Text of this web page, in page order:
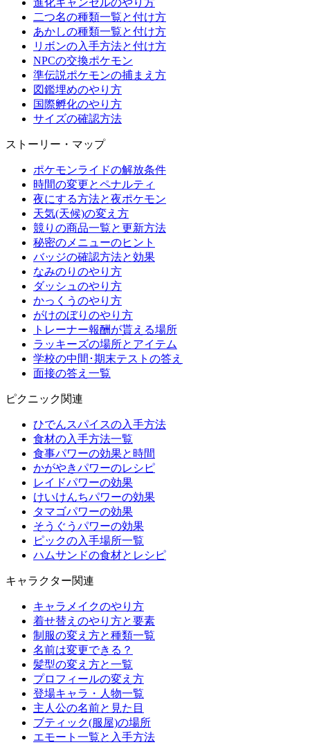
進化キャンセルのやり方
二つ名の種類一覧と付け方
あかしの種類一覧と付け方
リボンの入手方法と付け方
NPCの交換ポケモン
準伝説ポケモンの捕まえ方
図鑑埋めのやり方
国際孵化のやり方
サイズの確認方法
ストーリー・マップ
ポケモンライドの解放条件
時間の変更とペナルティ
夜にする方法と夜ポケモン
天気(天候)の変え方
競りの商品一覧と更新方法
秘密のメニューのヒント
バッジの確認方法と効果
なみのりのやり方
ダッシュのやり方
かっくうのやり方
がけのぼりのやり方
トレーナー報酬が貰える場所
ラッキーズの場所とアイテム
学校の中間･期末テストの答え
面接の答え一覧
ピクニック関連
ひでんスパイスの入手方法
食材の入手方法一覧
食事パワーの効果と時間
かがやきパワーのレシピ
レイドパワーの効果
けいけんちパワーの効果
タマゴパワーの効果
そうぐうパワーの効果
ピックの入手場所一覧
ハムサンドの食材とレシピ
キャラクター関連
キャラメイクのやり方
着せ替えのやり方と要素
制服の変え方と種類一覧
名前は変更できる？
髪型の変え方と一覧
プロフィールの変え方
登場キャラ・人物一覧
主人公の名前と見た目
ブティック(服屋)の場所
エモート一覧と入手方法